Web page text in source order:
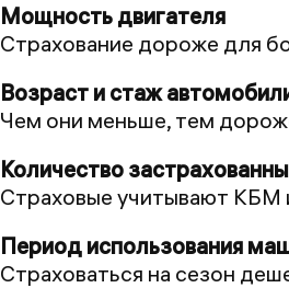
Страхование дороже для
Чем они меньше, тем
Страховые учитывают КБМ
Страховаться на сезон